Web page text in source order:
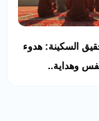
السكينة: هدوء
وهداية..